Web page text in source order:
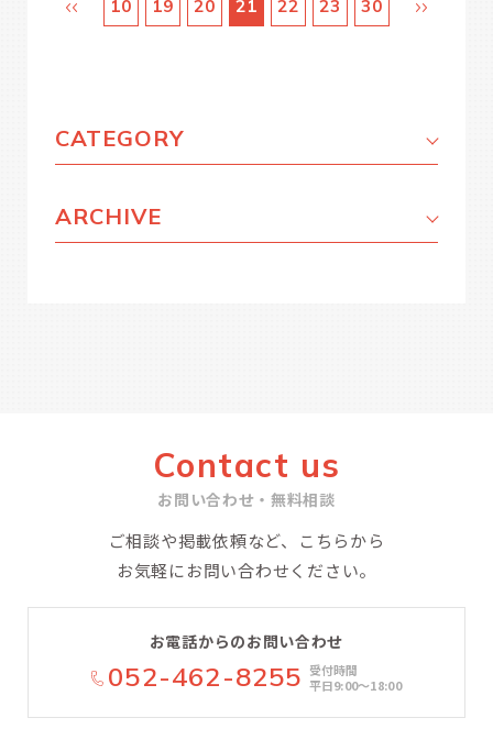
10 19 20 21 22 23 30
CATEGORY
ARCHIVE
Contact us
お問い合わせ・無料相談
ご相談や掲載依頼など、こちらから
お気軽にお問い合わせください。
お電話からのお問い合わせ
052-462-8255 受付時間
平日9:00〜18:00